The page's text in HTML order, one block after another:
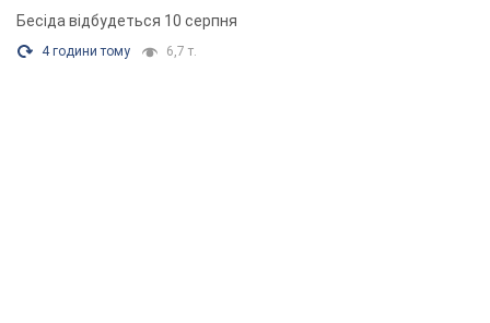
Бесіда відбудеться 10 серпня
4 години тому 6,7 т.